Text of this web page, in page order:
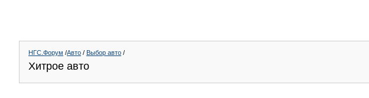
НГС.Форум /Авто / Выбор авто /
Хитрое авто